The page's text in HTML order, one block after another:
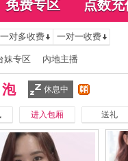
免费专区 点数
一对多收费 一对一收费
妹专区 內地主播
休息中
进入包厢 送礼